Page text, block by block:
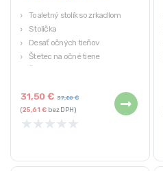
Toaletný stolík so zrkadlom
Stolička
Desať očných tieňov
Štetec na očné tiene
31,50€ 37,80€
(25,61€bez DPH)
★ ★ ★ ★ ★